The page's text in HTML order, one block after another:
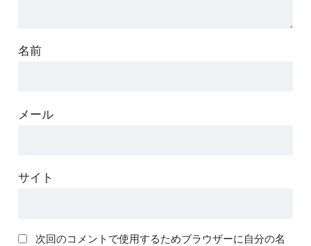
名前
メール
サイト
次回のコメントで使用するためブラウザーに自分の名